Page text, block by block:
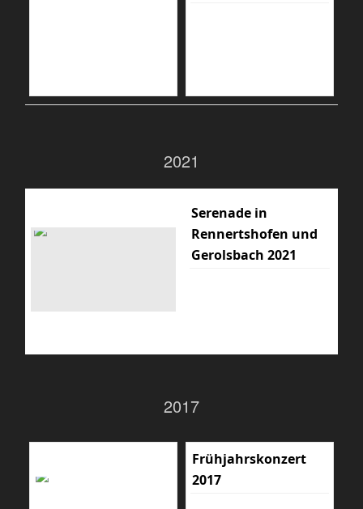
2021
Serenade in
Rennertshofen und
Gerolsbach 2021
2017
Frühjahrskonzert
2017